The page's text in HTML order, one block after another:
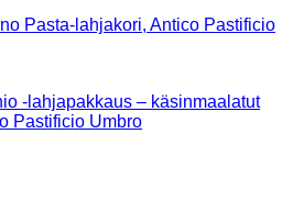
Pasta-lahjakori, Antico Pastificio